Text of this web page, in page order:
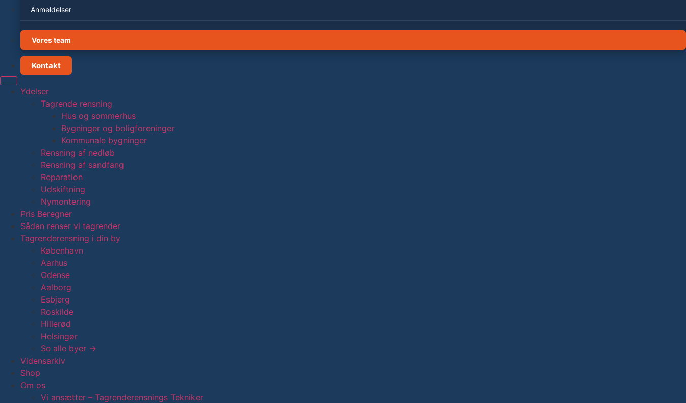
Anmeldelser
Vores team
Kontakt
Ydelser
Tagrende rensning
Hus og sommerhus
Bygninger og boligforeninger
Kommunale bygninger
Rensning af nedløb
Rensning af sandfang
Reparation
Udskiftning
Nymontering
Pris Beregner
Sådan renser vi tagrender
Tagrenderensning i din by
København
Aarhus
Odense
Aalborg
Esbjerg
Roskilde
Hillerød
Helsingør
Se alle byer →
Vidensarkiv
Shop
Om os
Vi ansætter – Tagrenderensnings Tekniker